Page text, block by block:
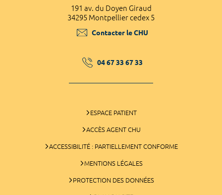
191 av. du Doyen Giraud
34295 Montpellier cedex 5
Contacter le CHU
04 67 33 67 33
ESPACE PATIENT
ACCÈS AGENT CHU
ACCESSIBILITÉ : PARTIELLEMENT CONFORME
MENTIONS LÉGALES
PROTECTION DES DONNÉES